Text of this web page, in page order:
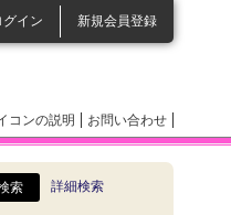
グイン 新規会員登録
コンの説明 お問い合わせ
詳細検索